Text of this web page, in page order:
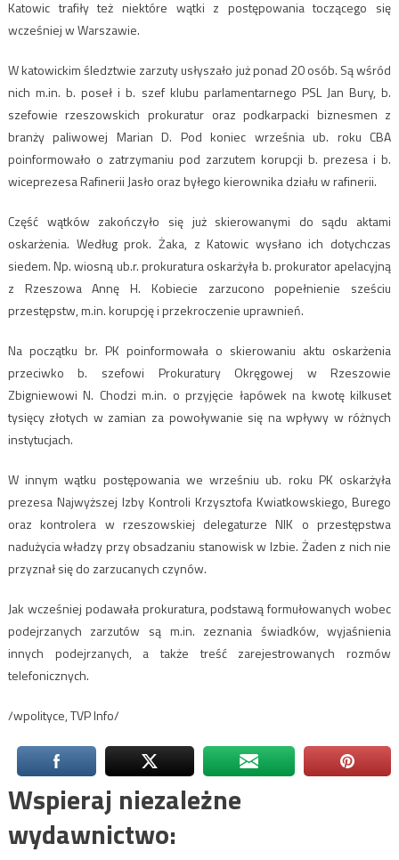
Katowic trafiły też niektóre wątki z postępowania toczącego się
wcześniej w Warszawie.
W katowickim śledztwie zarzuty usłyszało już ponad 20 osób. Są wśród
nich m.in. b. poseł i b. szef klubu parlamentarnego PSL Jan Bury, b.
szefowie rzeszowskich prokuratur oraz podkarpacki biznesmen z
branży paliwowej Marian D. Pod koniec września ub. roku CBA
poinformowało o zatrzymaniu pod zarzutem korupcji b. prezesa i b.
wiceprezesa Rafinerii Jasło oraz byłego kierownika działu w rafinerii.
Część wątków zakończyło się już skierowanymi do sądu aktami
oskarżenia. Według prok. Żaka, z Katowic wysłano ich dotychczas
siedem. Np. wiosną ub.r. prokuratura oskarżyła b. prokurator apelacyjną
z Rzeszowa Annę H. Kobiecie zarzucono popełnienie sześciu
przestępstw, m.in. korupcję i przekroczenie uprawnień.
Na początku br. PK poinformowała o skierowaniu aktu oskarżenia
przeciwko b. szefowi Prokuratury Okręgowej w Rzeszowie
Zbigniewowi N. Chodzi m.in. o przyjęcie łapówek na kwotę kilkuset
tysięcy złotych w zamian za powoływanie się na wpływy w różnych
instytucjach.
W innym wątku postępowania we wrześniu ub. roku PK oskarżyła
prezesa Najwyższej Izby Kontroli Krzysztofa Kwiatkowskiego, Burego
oraz kontrolera w rzeszowskiej delegaturze NIK o przestępstwa
nadużycia władzy przy obsadzaniu stanowisk w Izbie. Żaden z nich nie
przyznał się do zarzucanych czynów.
Jak wcześniej podawała prokuratura, podstawą formułowanych wobec
podejrzanych zarzutów są m.in. zeznania świadków, wyjaśnienia
innych podejrzanych, a także treść zarejestrowanych rozmów
telefonicznych.
/wpolityce, TVP Info/
Wspieraj niezależne
wydawnictwo: